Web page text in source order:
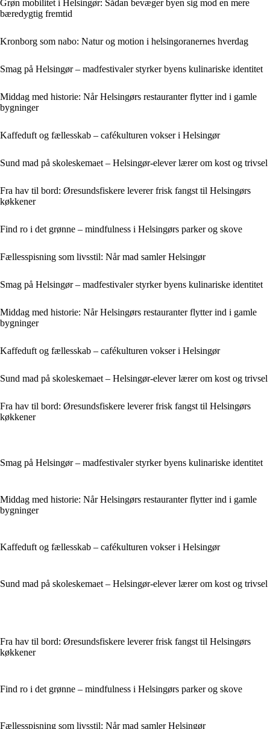
Grøn mobilitet i Helsingør: Sådan bevæger byen sig mod en mere
bæredygtig fremtid
Kronborg som nabo: Natur og motion i helsingoranernes hverdag
Smag på Helsingør – madfestivaler styrker byens kulinariske identitet
Middag med historie: Når Helsingørs restauranter flytter ind i gamle
bygninger
Kaffeduft og fællesskab – cafékulturen vokser i Helsingør
Sund mad på skoleskemaet – Helsingør-elever lærer om kost og trivsel
Fra hav til bord: Øresundsfiskere leverer frisk fangst til Helsingørs
køkkener
Find ro i det grønne – mindfulness i Helsingørs parker og skove
Fællesspisning som livsstil: Når mad samler Helsingør
Smag på Helsingør – madfestivaler styrker byens kulinariske identitet
Middag med historie: Når Helsingørs restauranter flytter ind i gamle
bygninger
Kaffeduft og fællesskab – cafékulturen vokser i Helsingør
Sund mad på skoleskemaet – Helsingør-elever lærer om kost og trivsel
Fra hav til bord: Øresundsfiskere leverer frisk fangst til Helsingørs
køkkener
Smag på Helsingør – madfestivaler styrker byens kulinariske identitet
Middag med historie: Når Helsingørs restauranter flytter ind i gamle
bygninger
Kaffeduft og fællesskab – cafékulturen vokser i Helsingør
Sund mad på skoleskemaet – Helsingør-elever lærer om kost og trivsel
Fra hav til bord: Øresundsfiskere leverer frisk fangst til Helsingørs
køkkener
Find ro i det grønne – mindfulness i Helsingørs parker og skove
Fællesspisning som livsstil: Når mad samler Helsingør